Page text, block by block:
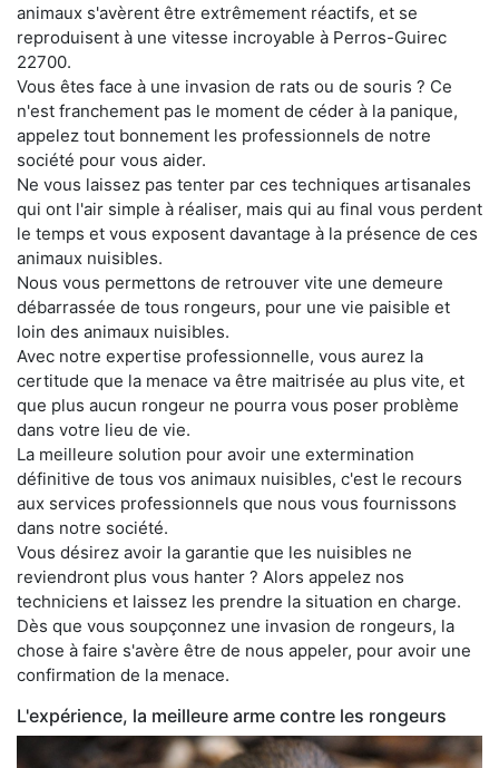
animaux s'avèrent être extrêmement réactifs, et se
reproduisent à une vitesse incroyable à Perros-Guirec
22700.
Vous êtes face à une invasion de rats ou de souris ? Ce
n'est franchement pas le moment de céder à la panique,
appelez tout bonnement les professionnels de notre
société pour vous aider.
Ne vous laissez pas tenter par ces techniques artisanales
qui ont l'air simple à réaliser, mais qui au final vous perdent
le temps et vous exposent davantage à la présence de ces
animaux nuisibles.
Nous vous permettons de retrouver vite une demeure
débarrassée de tous rongeurs, pour une vie paisible et
loin des animaux nuisibles.
Avec notre expertise professionnelle, vous aurez la
certitude que la menace va être maitrisée au plus vite, et
que plus aucun rongeur ne pourra vous poser problème
dans votre lieu de vie.
La meilleure solution pour avoir une extermination
définitive de tous vos animaux nuisibles, c'est le recours
aux services professionnels que nous vous fournissons
dans notre société.
Vous désirez avoir la garantie que les nuisibles ne
reviendront plus vous hanter ? Alors appelez nos
techniciens et laissez les prendre la situation en charge.
Dès que vous soupçonnez une invasion de rongeurs, la
chose à faire s'avère être de nous appeler, pour avoir une
confirmation de la menace.
L'expérience, la meilleure arme contre les rongeurs